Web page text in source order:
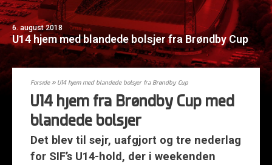
6. august 2018
U14 hjem med blandede bolsjer fra Brøndby Cup
Forside» U14 hjem med blandede bolsjer fra Brøndby Cup
U14 hjem fra Brøndby Cup med
blandede bolsjer
Det blev til sejr, uafgjort og tre nederlag
for SIF’s U14-hold, der i weekenden